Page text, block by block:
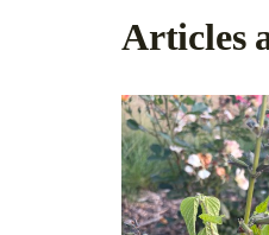
Articles